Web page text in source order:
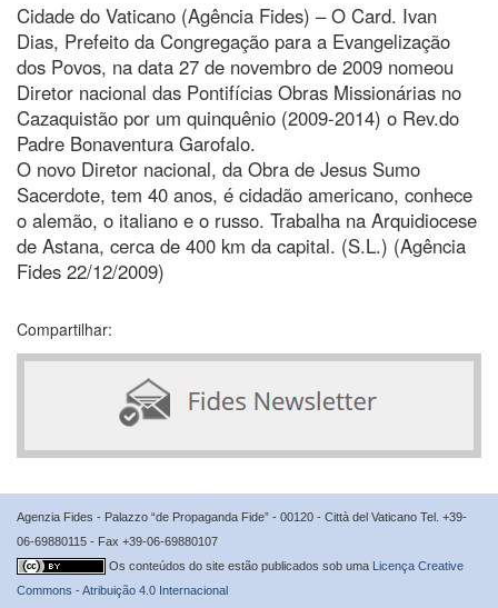
Cidade do Vaticano (Agência Fides) – O Card. Ivan
Dias, Prefeito da Congregação para a Evangelização
dos Povos, na data 27 de novembro de 2009 nomeou
Diretor nacional das Pontifícias Obras Missionárias no
Cazaquistão por um quinquênio (2009-2014) o Rev.do
Padre Bonaventura Garofalo.
O novo Diretor nacional, da Obra de Jesus Sumo
Sacerdote, tem 40 anos, é cidadão americano, conhece
o alemão, o italiano e o russo. Trabalha na Arquidiocese
de Astana, cerca de 400 km da capital. (S.L.) (Agência
Fides 22/12/2009)
Compartilhar:
Agenzia Fides - Palazzo “de Propaganda Fide” - 00120 - Città del Vaticano Tel. +39-
06-69880115 - Fax +39-06-69880107
Os conteúdos do site estão publicados sob uma Licença Creative
Commons - Atribuição 4.0 Internacional